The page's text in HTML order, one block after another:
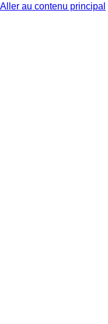
Aller au contenu principal